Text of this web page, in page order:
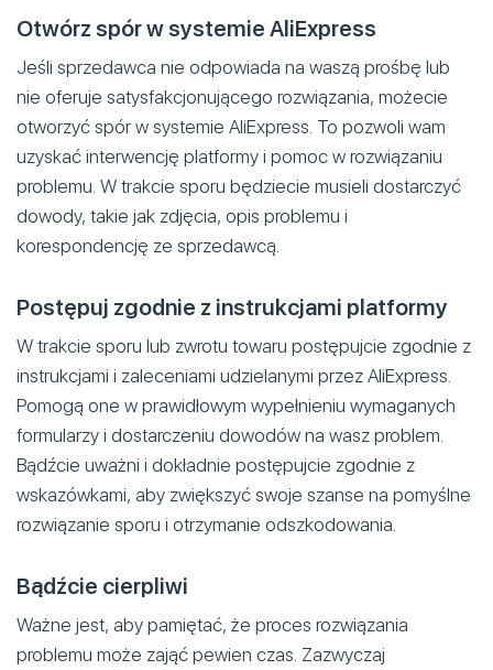
Otwórz spór w systemie AliExpress
Jeśli sprzedawca nie odpowiada na waszą prośbę lub
nie oferuje satysfakcjonującego rozwiązania, możecie
otworzyć spór w systemie AliExpress. To pozwoli wam
uzyskać interwencję platformy i pomoc w rozwiązaniu
problemu. W trakcie sporu będziecie musieli dostarczyć
dowody, takie jak zdjęcia, opis problemu i
korespondencję ze sprzedawcą.
Postępuj zgodnie z instrukcjami platformy
W trakcie sporu lub zwrotu towaru postępujcie zgodnie z
instrukcjami i zaleceniami udzielanymi przez AliExpress.
Pomogą one w prawidłowym wypełnieniu wymaganych
formularzy i dostarczeniu dowodów na wasz problem.
Bądźcie uważni i dokładnie postępujcie zgodnie z
wskazówkami, aby zwiększyć swoje szanse na pomyślne
rozwiązanie sporu i otrzymanie odszkodowania.
Bądźcie cierpliwi
Ważne jest, aby pamiętać, że proces rozwiązania
problemu może zająć pewien czas. Zazwyczaj